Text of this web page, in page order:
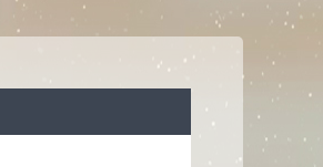
电话：+86-731-85295860 传真：